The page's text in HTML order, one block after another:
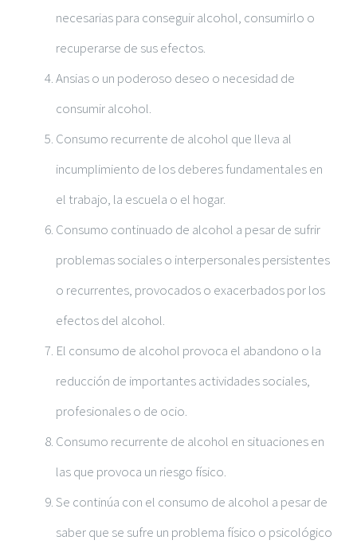
necesarias para conseguir alcohol, consumirlo o
recuperarse de sus efectos.
Ansias o un poderoso deseo o necesidad de
consumir alcohol.
Consumo recurrente de alcohol que lleva al
incumplimiento de los deberes fundamentales en
el trabajo, la escuela o el hogar.
Consumo continuado de alcohol a pesar de sufrir
problemas sociales o interpersonales persistentes
o recurrentes, provocados o exacerbados por los
efectos del alcohol.
El consumo de alcohol provoca el abandono o la
reducción de importantes actividades sociales,
profesionales o de ocio.
Consumo recurrente de alcohol en situaciones en
las que provoca un riesgo físico.
Se continúa con el consumo de alcohol a pesar de
saber que se sufre un problema físico o psicológico